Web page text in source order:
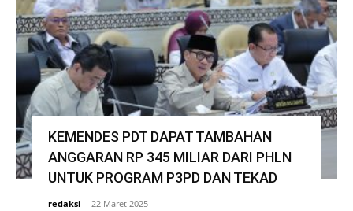
KEMENDES PDT DAPAT TAMBAHAN
ANGGARAN RP 345 MILIAR DARI PHLN
UNTUK PROGRAM P3PD DAN TEKAD
redaksi - 22 Maret 2025